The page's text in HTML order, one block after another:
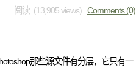
阅读 (13,905 views) Comments (0)
那些源文件有分层，它只有一